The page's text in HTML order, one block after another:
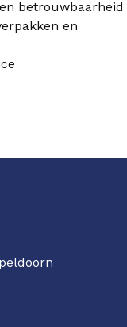
betrouwbaarheid
en